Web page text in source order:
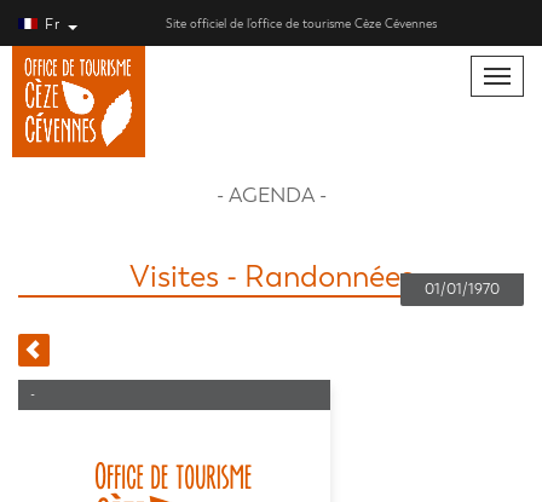
Fr Site officiel de l’office de tourisme Cèze Cévennes
Toggle
- AGENDA -
Visites - Randonnées 01/01/1970
-